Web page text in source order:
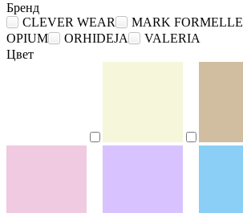
Бренд
CLEVER WEAR
MARK FORMELLE
OPIUM
ORHIDEJA
VALERIA
Цвет